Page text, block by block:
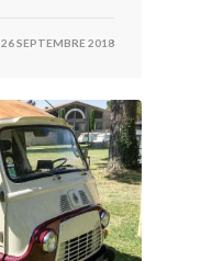
26 SEPTEMBRE 2018